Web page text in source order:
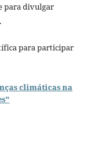
para divulgar
para participar
climáticas na